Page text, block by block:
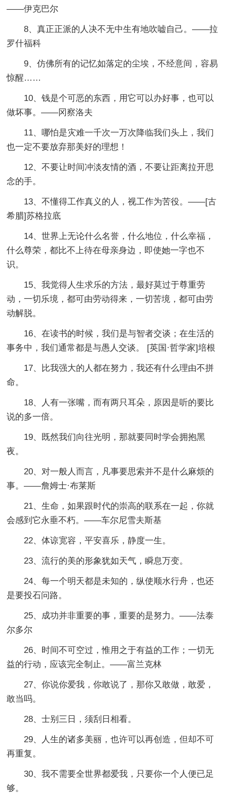
——伊克巴尔
8、真正正派的人决不无中生有地吹嘘自己。——拉
罗什福科
9、仿佛所有的记忆如落定的尘埃，不经意间，容易
惊醒……
10、钱是个可恶的东西，用它可以办好事，也可以
做坏事。——冈察洛夫
11、哪怕是灾难一千次一万次降临我们头上，我们
也一定不要放弃那美好的理想！
12、不要让时间冲淡友情的酒，不要让距离拉开思
念的手。
13、不懂得工作真义的人，视工作为苦役。——[古
希腊]苏格拉底
14、世界上无论什么名誉，什么地位，什么幸福，
什么尊荣，都比不上待在母亲身边，即使她一字也不
识。
15、我觉得人生求乐的方法，最好莫过于尊重劳
动，一切乐境，都可由劳动得来，一切苦境，都可由劳
动解脱。
16、在读书的时候，我们是与智者交谈；在生活的
事务中，我们通常都是与愚人交谈。 [英国·哲学家]培根
17、比我强大的人都在努力，我还有什么理由不拼
命。
18、人有一张嘴，而有两只耳朵，原因是听的要比
说的多一倍。
19、既然我们向往光明，那就要同时学会拥抱黑
夜。
20、对一般人而言，凡事要思索并不是什么麻烦的
事。——詹姆士·布莱斯
21、生命，如果跟时代的崇高的联系在一起，你就
会感到它永垂不朽。——车尔尼雪夫斯基
22、体谅宽容，平安喜乐，静度一生。
23、流行的美的形象犹如天气，瞬息万变。
24、每一个明天都是未知的，纵使顺水行舟，也还
是要投石问路。
25、成功并非重要的事，重要的是努力。——法泰
尔多尔
26、时间不可空过，惟用之于有益的工作；一切无
益的行动，应该完全制止。——富兰克林
27、你说你爱我，你敢说了，那你又敢做，敢爱，
敢当吗。
28、士别三日，须刮日相看。
29、人生的诸多美丽，也许可以再创造，但却不可
再重复。
30、我不需要全世界都爱我，只要你一个人便已足
够。